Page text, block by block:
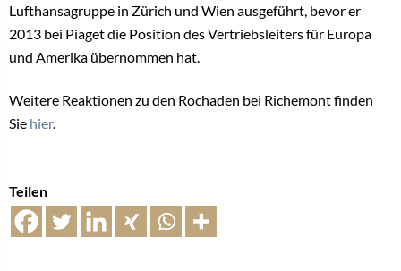
Lufthansagruppe in Zürich und Wien ausgeführt, bevor er
2013 bei Piaget die Position des Vertriebsleiters für Europa
und Amerika übernommen hat.
Weitere Reaktionen zu den Rochaden bei Richemont finden
Sie hier.
Teilen